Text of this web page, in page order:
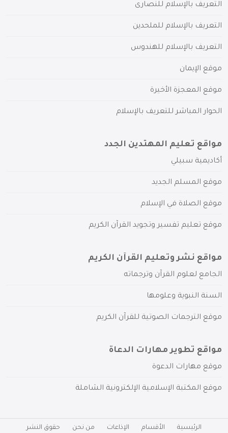
التعريف بالإسلام للنصارى
التعريف بالإسلام للملحدين
التعريف بالإسلام للهندوس
موقع الإيمان
موقع المعجزة الأخيرة
الحوار المباشر للتعريف بالإسلام
مواقع تعليم المهتدين الجدد
أكاديمية سبيلي
موقع المسلم الجديد
موقع الصلاة في الإسلام
موقع تعليم تفسير وتجويد القرآن الكريم
مواقع نشر وتعليم القرآن الكريم
الجامع لعلوم القرآن وترجماته
السنة النبوية وعلومها
موقع الترجمات الصوتية للقرآن الكريم
مواقع تطوير مهارات الدعاة
موقع مهارات الدعوة
موقع المكتبة الإسلامية الإلكترونية الشاملة
الرئيسية الأقسام الإذاعات من نحن حقوق النشر